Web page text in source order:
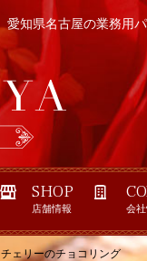
愛知県名古屋の業務用
SHOP
店舗情報 会
チェリーのチョコリング